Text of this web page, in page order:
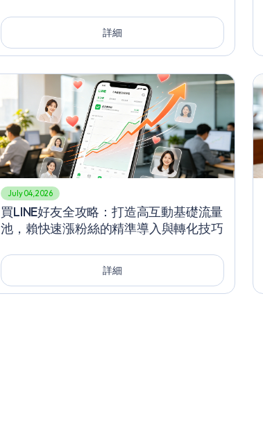
客＆コミュニティ拡大完全ガイド
詳細
July 04, 2026
買LINE好友全攻略：打造高互動基礎流量
池，賴快速漲粉絲的精準導入與轉化技巧
詳細